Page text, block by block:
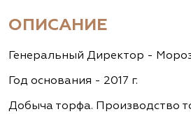
ОПИСАНИЕ
Генеральный Директор -
Год основания - 2017 г.
Добыча торфа. Производство